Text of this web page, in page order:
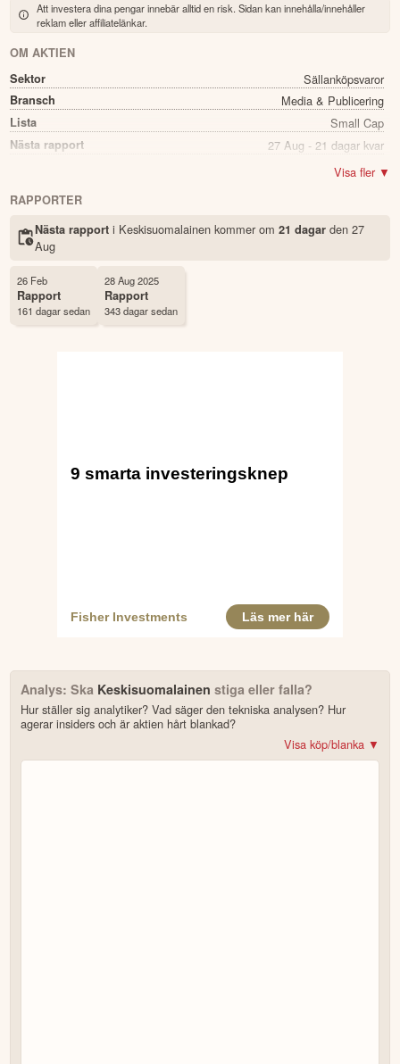
Att investera dina pengar innebär alltid en risk. Sidan kan innehålla/innehåller
reklam eller affiliatelänkar.
OM AKTIEN
Sektor
Sällanköpsvaror
Bransch Media & Publicering
Lista Small Cap
Nästa rapport 27 Aug - 21 dagar kvar
Ja
Namn Keskisuomalainen
Ticker
Status
Land
Första handelsdag
Visa fler ▼
RAPPORTER
Nästa rapporti Keskisuomalainen kommerom21 dagar den27
Aug
26 Feb
Rapport
161 dagar sedan
28 Aug 2025
Rapport
343 dagar sedan
Analys: Ska Keskisuomalainen stiga eller falla?
Hur ställer sig analytiker? Vad säger den tekniska analysen? Hur
agerar insiders och är aktien hårt blankad?
Bonus: Få upp till 500 USD i tillgångar när du öppnar konto –se
Visa köp/blanka ▼